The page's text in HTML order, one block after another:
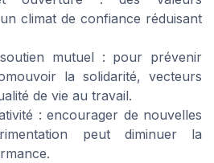
climat de confiance réduisant
mutuel : pour prévenir
la solidarité, vecteurs
de vie au travail.
: encourager de nouvelles
peut diminuer la